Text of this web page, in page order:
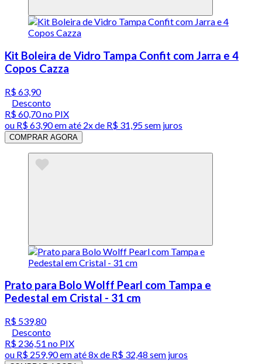
Kit Boleira de Vidro Tampa Confit com Jarra e 4
Copos Cazza
R$ 63,90
Desconto
R$ 60,70no PIX
ou R$ 63,90em até 2x de R$ 31,95 sem juros
COMPRAR AGORA
Prato para Bolo Wolff Pearl com Tampa e
Pedestal em Cristal - 31 cm
R$ 539,80
Desconto
R$ 236,51 no PIX
ou R$ 259,90em até8x de R$ 32,48 sem juros